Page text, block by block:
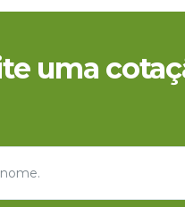
uma